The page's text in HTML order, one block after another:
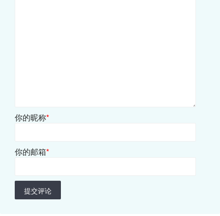
你的昵称*
你的邮箱*
提交评论